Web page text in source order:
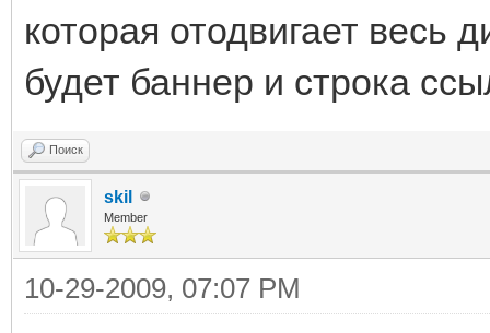
которая отодвигает весь
будет баннер и строка
Поиск
skil
Member
10-29-2009, 07:07 PM